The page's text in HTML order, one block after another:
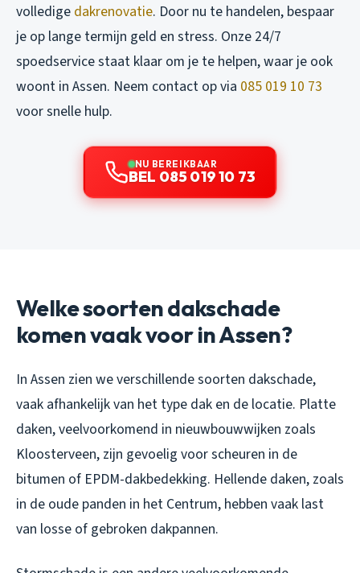
volledige dakrenovatie. Door nu te handelen, bespaar
je op lange termijn geld en stress. Onze 24/7
spoedservice staat klaar om je te helpen, waar je ook
woont in Assen. Neem contact op via 085 019 10 73
voor snelle hulp.
NU BEREIKBAAR
BEL 085 019 10 73
Welke soorten dakschade
komen vaak voor in Assen?
In Assen zien we verschillende soorten dakschade,
vaak afhankelijk van het type dak en de locatie. Platte
daken, veelvoorkomend in nieuwbouwwijken zoals
Kloosterveen, zijn gevoelig voor scheuren in de
bitumen of EPDM-dakbedekking. Hellende daken, zoals
in de oude panden in het Centrum, hebben vaak last
van losse of gebroken dakpannen.